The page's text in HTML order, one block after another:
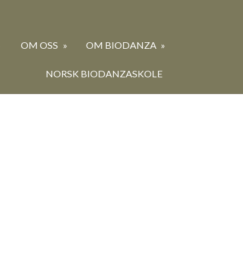
OM OSS OM BIODANZA
NORSK BIODANZASKOLE